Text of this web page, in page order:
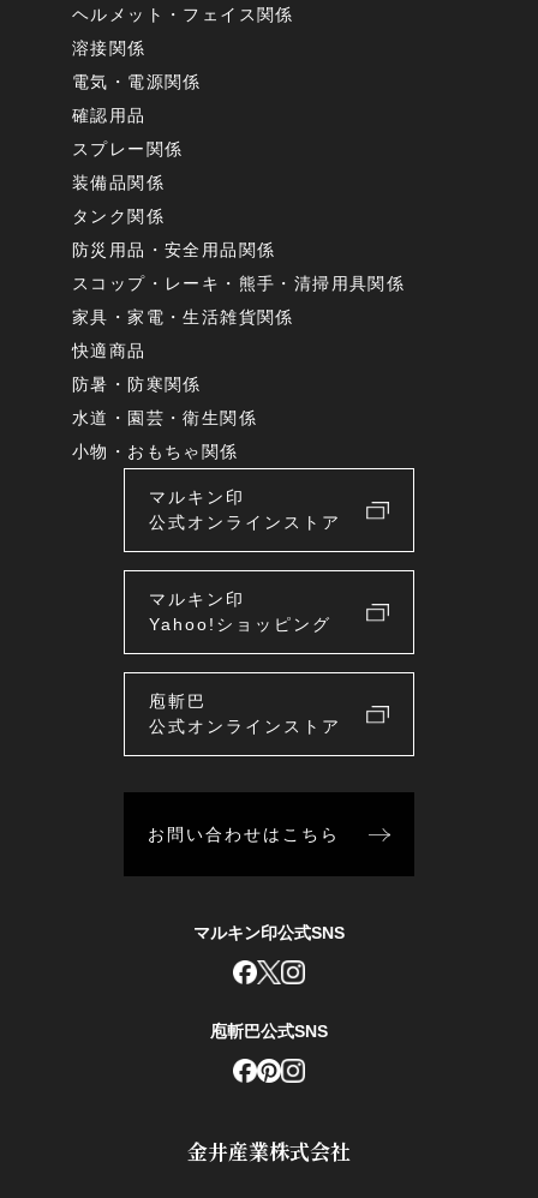
金井産業株式会社
ヘルメット・フェイス関係
溶接関係
電気・電源関係
確認用品
スプレー関係
装備品関係
タンク関係
防災用品・安全用品関係
スコップ・レーキ・熊手・清掃用具関係
家具・家電・生活雑貨関係
快適商品
防暑・防寒関係
水道・園芸・衛生関係
小物・おもちゃ関係
マルキン印
公式オンラインストア
マルキン印
Yahoo!ショッピング
庖斬巴
公式オンラインストア
お問い合わせはこちら
マルキン印公式SNS
庖斬巴公式SNS